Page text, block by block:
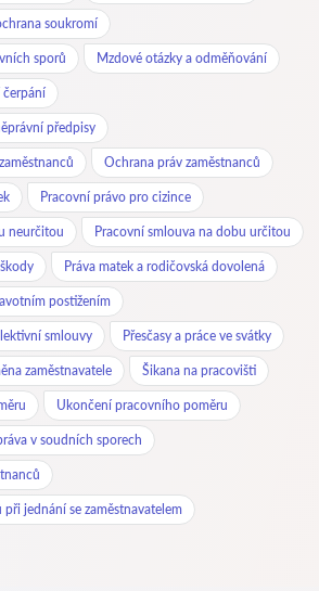
soukromí
sporů Mzdové otázky a odměňování
čerpání
předpisy
Ochrana práv zaměstnanců
Pracovní právo pro cizince
neurčitou Pracovní smlouva na dobu určitou
Práva matek a rodičovská dovolená
postižením
smlouvy Přesčasy a práce ve svátky
zaměstnavatele Šikana na pracovišti
Ukončení pracovního poměru
v soudních sporech
jednání se zaměstnavatelem